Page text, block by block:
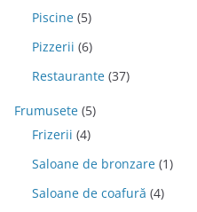
Piscine (5)
Pizzerii (6)
Restaurante (37)
Frumusete (5)
Frizerii (4)
Saloane de bronzare (1)
Saloane de coafură (4)